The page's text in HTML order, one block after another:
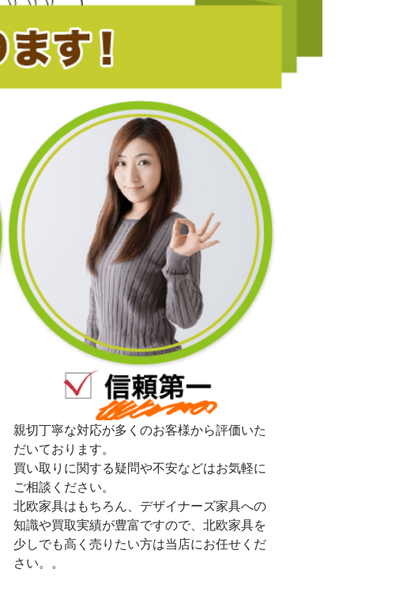
親切丁寧な対応が多くのお客様から評価いた
だいております。
買い取りに関する疑問や不安などはお気軽に
ご相談ください。
北欧家具はもちろん、デザイナーズ家具への
知識や買取実績が豊富ですので、北欧家具を
少しでも高く売りたい方は当店にお任せくだ
さい。。